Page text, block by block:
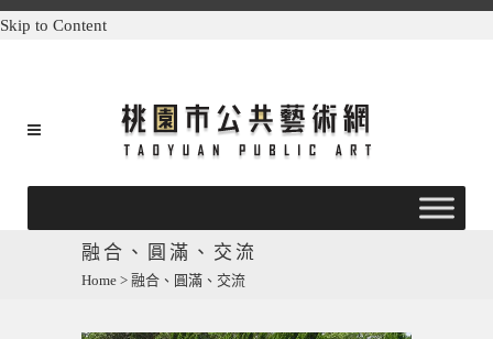
Skip to Content
融合、圓滿、交流
Home > 融合、圓滿、交流